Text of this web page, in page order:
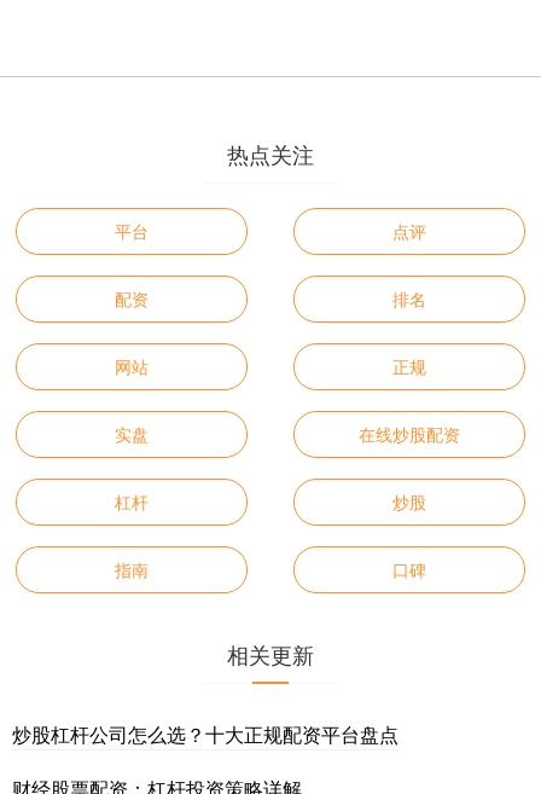
热点关注
平台 点评
配资 排名
网站 正规
实盘 在线炒股配资
杠杆 炒股
指南 口碑
相关更新
炒股杠杆公司怎么选？十大正规配资平台盘点